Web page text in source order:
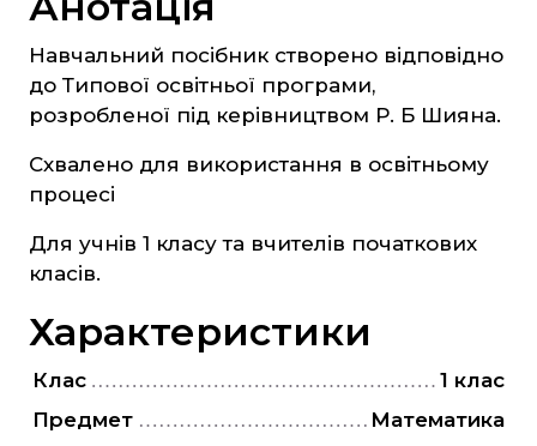
Навчальний посібник створено відповідно
до Типової освітньої програми,
розробленої під керівництвом Р. Б Шияна.
Схвалено для використання в освітньому
процесі
Для учнів 1 класу та вчителів початкових
класів.
Характеристики
Клас
1 клас
Предмет
Математика
Музика
Образотворче мистецтво
Трудове навчання
Інформатика
Етика, Християнська етика
Захист Вітчизни
Таблиці, наочність
Інше
Українська мова та література
Світова література